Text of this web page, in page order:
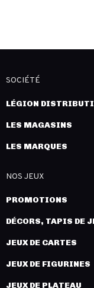
SOCIÉTÉ
LÉGION
LES MAGASINS
LES MARQUES
NOS JEUX
PROMOTIONS
DÉCORS, TAPIS DE
JEUX DE CARTES
JEUX DE FIGURINES
JEUX DE PLATEAU